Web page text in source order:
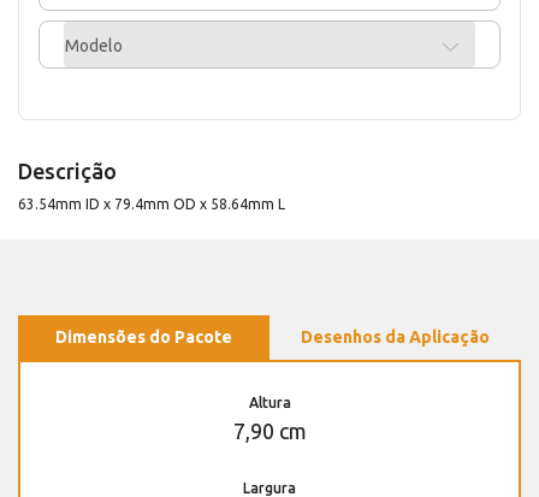
Modelo
Descrição
63.54mm ID x 79.4mm OD x 58.64mm L
Dimensões do Pacote Desenhos da Aplicação
Altura
7,90 cm
Largura